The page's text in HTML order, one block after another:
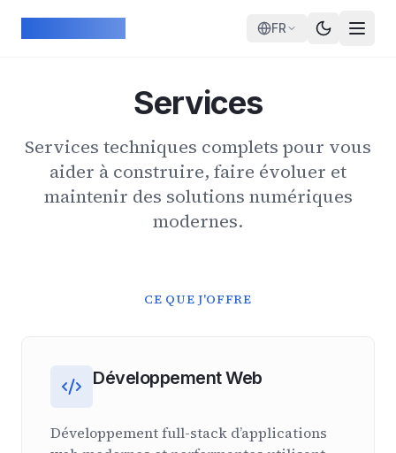
FR
Services
Services techniques complets pour vous
aider à construire, faire évoluer et
maintenir des solutions numériques
modernes.
CE QUE J'OFFRE
Développement Web
Développement full-stack d’applications